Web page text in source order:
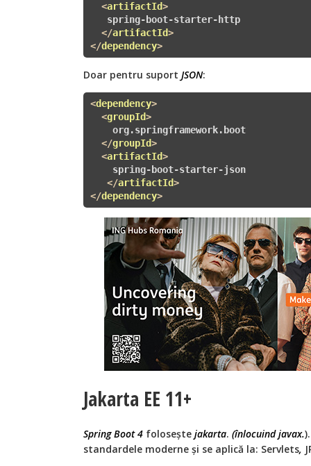
<artifactId>
   spring-boot-starter-http
</artifactId>
</dependency>
Doar pentru suport JSON:
<dependency>
<groupId>
    org.springframework.boot
</groupId>
<artifactId>
    spring-boot-starter-json
</artifactId>
</dependency>
Jakarta EE 11+
Spring Boot 4 folosește jakarta. (înlocuind javax.
standardele moderne și se aplică la: Servlets,